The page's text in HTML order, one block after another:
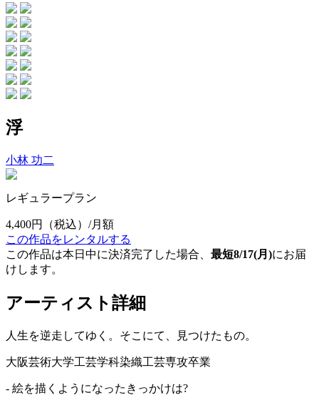
浮
小林 功二
レギュラープラン
4,400円
（税込）/月額
この作品をレンタルする
この作品は本日中に決済完了した場合、 最短8/17(月)にお届
けします。
アーティスト詳細
人生を逆走してゆく。そこにて、見つけたもの。
大阪芸術大学工芸学科染織工芸専攻卒業
- 絵を描くようになったきっかけは?